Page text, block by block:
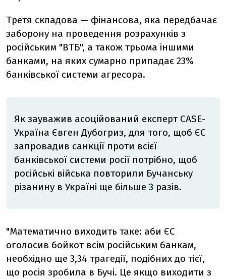
Третя складова — фінансова, яка передбачає
заборону на проведення розрахунків з
російським "ВТБ", а також трьома іншими
банками, на яких сумарно припадає 23%
банківської системи агресора.
Як зауважив асоційований експерт CASE-
Україна Євген Дубогриз, для того, щоб ЄС
запровадив санкції проти всієї
банківської системи росії потрібно, щоб
російські війська повторили Бучанську
різанину в Україні ще більше 3 разів.
"Математично виходить таке: аби ЄС
оголосив бойкот всім російським банкам,
необхідно ще 3,34 трагедії, подібних до тієї,
що росія зробила в Бучі. Це якщо виходити з